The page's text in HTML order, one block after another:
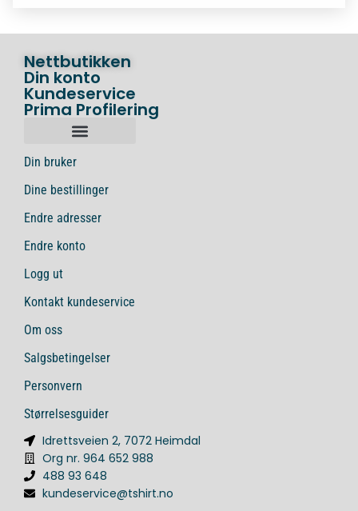
Nettbutikken
Din konto
Kundeservice
Prima Profilering
Din bruker
Dine bestillinger
Endre adresser
Endre konto
Logg ut
Kontakt kundeservice
Om oss
Salgsbetingelser
Personvern
Størrelsesguider
Idrettsveien 2, 7072 Heimdal
Org nr. 964 652 988
488 93 648
kundeservice@tshirt.no